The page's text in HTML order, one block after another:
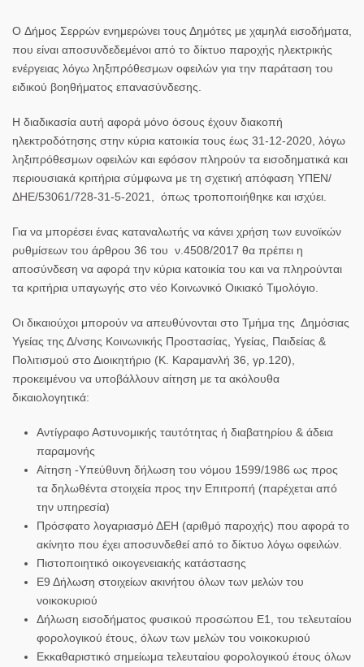
Ο Δήμος Σερρών ενημερώνει τους Δημότες με χαμηλά εισοδήματα,
που είναι αποσυνδεδεμένοι από το δίκτυο παροχής ηλεκτρικής
ενέργειας λόγω ληξιπρόθεσμων οφειλών για την παράταση του
ειδικού βοηθήματος επανασύνδεσης.
Η διαδικασία αυτή αφορά μόνο όσους έχουν διακοπή
ηλεκτροδότησης στην κύρια κατοικία τους έως 31-12-2020, λόγω
ληξιπρόθεσμων οφειλών και εφόσον πληρούν τα εισοδηματικά και
περιουσιακά κριτήρια σύμφωνα με τη σχετική απόφαση ΥΠΕΝ/
ΔΗΕ/53061/728-31-5-2021, όπως τροποποιήθηκε και ισχύει.
Για να μπορέσει ένας καταναλωτής να κάνει χρήση των ευνοϊκών
ρυθμίσεων του άρθρου 36 του ν.4508/2017 θα πρέπει η
αποσύνδεση να αφορά την κύρια κατοικία του και να πληρούνται
τα κριτήρια υπαγωγής στο νέο Κοινωνικό Οικιακό Τιμολόγιο.
Οι δικαιούχοι μπορούν να απευθύνονται στο Τμήμα της Δημόσιας
Υγείας της Δ/νσης Κοινωνικής Προστασίας, Υγείας, Παιδείας &
Πολιτισμού στο Διοικητήριο (Κ. Καραμανλή 36, γρ.120),
προκειμένου να υποβάλλουν αίτηση με τα ακόλουθα
δικαιολογητικά:
Αντίγραφο Αστυνομικής ταυτότητας ή διαβατηρίου & άδεια
παραμονής
Αίτηση -Υπεύθυνη δήλωση του νόμου 1599/1986 ως προς
τα δηλωθέντα στοιχεία προς την Επιτροπή (παρέχεται από
την υπηρεσία)
Πρόσφατο λογαριασμό ΔΕΗ (αριθμό παροχής) που αφορά το
ακίνητο που έχει αποσυνδεθεί από το δίκτυο λόγω οφειλών.
Πιστοποιητικό οικογενειακής κατάστασης
Ε9 Δήλωση στοιχείων ακινήτου όλων των μελών του
νοικοκυριού
Δήλωση εισοδήματος φυσικού προσώπου Ε1, του τελευταίου
φορολογικού έτους, όλων των μελών του νοικοκυριού
Εκκαθαριστικό σημείωμα τελευταίου φορολογικού έτους όλων